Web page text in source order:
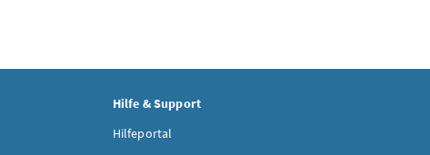
Hilfe & Support
Hilfeportal